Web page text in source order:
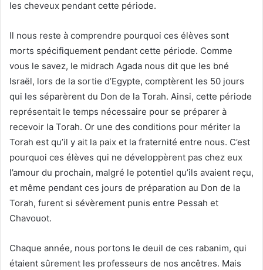
les cheveux pendant cette période.
Il nous reste à comprendre pourquoi ces élèves sont
morts spécifiquement pendant cette période. Comme
vous le savez, le midrach Agada nous dit que les bné
Israël, lors de la sortie d’Egypte, comptèrent les 50 jours
qui les séparèrent du Don de la Torah. Ainsi, cette période
représentait le temps nécessaire pour se préparer à
recevoir la Torah. Or une des conditions pour mériter la
Torah est qu’il y ait la paix et la fraternité entre nous. C’est
pourquoi ces élèves qui ne développèrent pas chez eux
l’amour du prochain, malgré le potentiel qu’ils avaient reçu,
et même pendant ces jours de préparation au Don de la
Torah, furent si sévèrement punis entre Pessah et
Chavouot.
Chaque année, nous portons le deuil de ces rabanim, qui
étaient sûrement les professeurs de nos ancêtres. Mais